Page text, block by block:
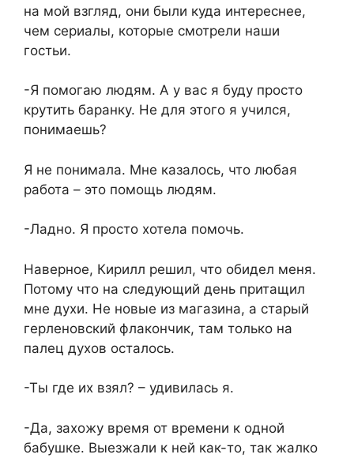
на мой взгляд, они были куда интереснее,
чем сериалы, которые смотрели наши
гостьи.
-Я помогаю людям. А у вас я буду просто
крутить баранку. Не для этого я учился,
понимаешь?
Я не понимала. Мне казалось, что любая
работа – это помощь людям.
-Ладно. Я просто хотела помочь.
Наверное, Кирилл решил, что обидел меня.
Потому что на следующий день притащил
мне духи. Не новые из магазина, а старый
герленовский флакончик, там только на
палец духов осталось.
-Ты где их взял? – удивилась я.
-Да, захожу время от времени к одной
бабушке. Выезжали к ней как-то, так жалко